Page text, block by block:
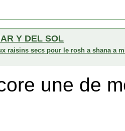
Y DEL SOL
raisins secs pour le rosh a shana a
une de